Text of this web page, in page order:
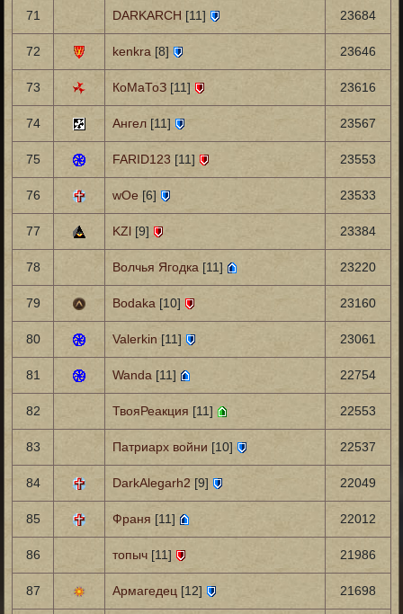
71 DARKARCH [11] 23684
72 kenkra [8] 23646
73 КоМаТоЗ [11] 23616
74 Ангел [11] 23567
75 FARID123 [11] 23553
76 wOe [6] 23533
77 KZl [9] 23384
78 Волчья Ягодка [11] 23220
79 Bodaka [10] 23160
80 Valerkin [11] 23061
81 Wanda [11] 22754
82 ТвояРеакция [11] 22553
83 Патриарх войни [10] 22537
84 DarkAlegarh2 [9] 22049
85 Франя [11] 22012
86 топыч [11] 21986
87 Армагедец [12] 21698